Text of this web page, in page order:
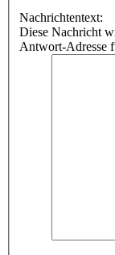
Nachrichtentext:
Diese Nachricht
Antwort-Adresse